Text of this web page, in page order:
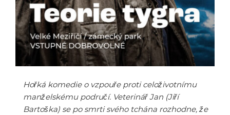
Hořká komedie o vzpouře proti celoživotnímu
manželskému područí. Veterinář Jan (Jiří
Bartoška) se po smrti svého tchána rozhodne, že